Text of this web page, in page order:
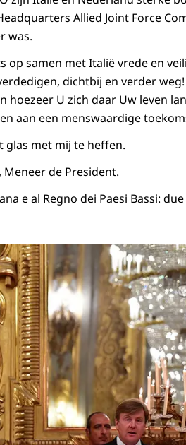
Allied Joint Force
was.
op samen met Italië vrede en
dichtbij en verder
hoezeer U zich daar Uw leven
aan een menswaardige
glas met mij te heffen.
de President.
e al Regno dei Paesi Bassi: